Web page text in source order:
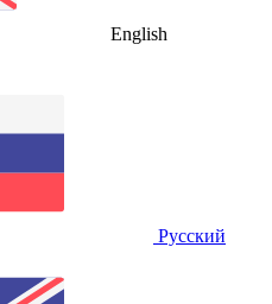
English
Русский